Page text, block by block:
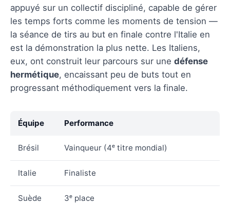
appuyé sur un collectif discipliné, capable de gérer
les temps forts comme les moments de tension —
la séance de tirs au but en finale contre l'Italie en
est la démonstration la plus nette. Les Italiens,
eux, ont construit leur parcours sur une défense
hermétique, encaissant peu de buts tout en
progressant méthodiquement vers la finale.
Équipe Performance
Brésil Vainqueur (4ᵉ titre mondial)
Italie Finaliste
Suède 3ᵉ place